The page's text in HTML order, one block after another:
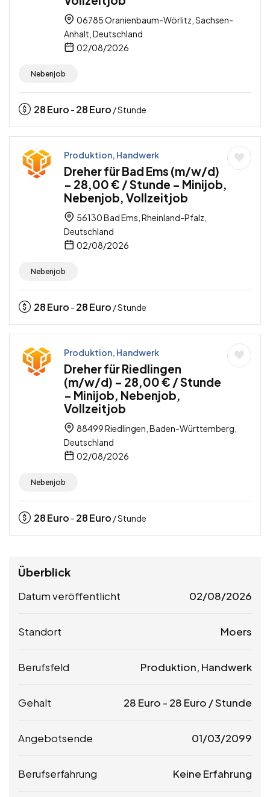
06785 Oranienbaum-Wörlitz, Sachsen-
Anhalt, Deutschland
02/08/2026
Nebenjob
28Euro - 28Euro / Stunde
Produktion, Handwerk
Dreher für Bad Ems (m/w/d)
– 28,00 € / Stunde – Minijob,
Nebenjob, Vollzeitjob
56130 Bad Ems, Rheinland-Pfalz,
Deutschland
02/08/2026
Nebenjob
28Euro - 28Euro / Stunde
Produktion, Handwerk
Dreher für Riedlingen
(m/w/d) – 28,00 € / Stunde
– Minijob, Nebenjob,
Vollzeitjob
88499 Riedlingen, Baden-Württemberg,
Deutschland
02/08/2026
Nebenjob
28Euro - 28Euro / Stunde
Überblick
Datum veröffentlicht 02/08/2026
Standort Moers
Berufsfeld Produktion, Handwerk
Gehalt 28 Euro - 28 Euro / Stunde
Angebotsende 01/03/2099
Berufserfahrung Keine Erfahrung